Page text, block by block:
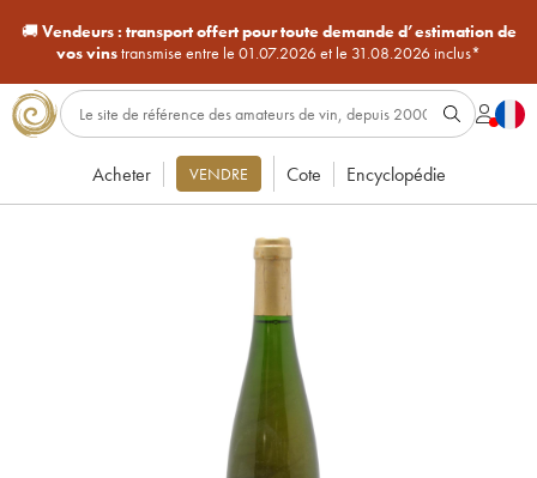
🚚Vendeurs : transport offert pour toute demande d’estimation de
vos vinstransmise entre le 01.07.2026 et le 31.08.2026 inclus*
Acheter VENDRE Cote Encyclopédie